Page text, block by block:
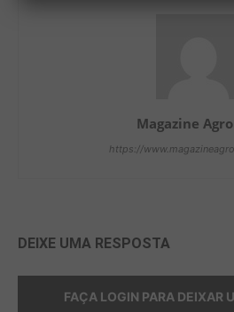
Magazine
https://
DEIXE UMA RESPOSTA
FAÇA LOGIN PARA DEIXAR